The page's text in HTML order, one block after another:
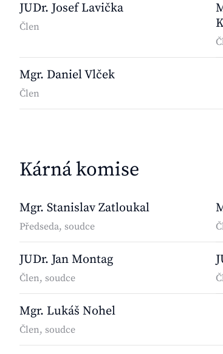
JUDr. Josef Lavička
Člen
Mgr. Daniel Vlček
Člen
Kárná komise
Mgr. Stanislav Zatloukal
Předseda, soudce
JUDr. Jan Montag
Člen, soudce
Mgr. Lukáš Nohel
Člen, soudce